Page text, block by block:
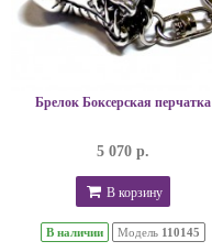
Брелок Боксерская перчатка
5 070 р.
В корзину
В наличии Модель 110145